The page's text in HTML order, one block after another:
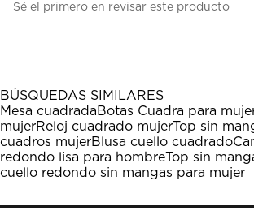
para
1
estrella
Esta
acción
abrirá
el
formulario
para
estrellas.
Esta
acción
abrirá
el
formulario
para
estrellas.
Esta
acción
abrirá
el
formulario
para
estrellas.
Esta
acción
abrirá
el
formulario
para
estrellas.
Esta
acción
abrirá
el
formulario
Sé el primero en revisar este producto
BÚSQUEDAS SIMILARES
Mesa cuadradaBotas Cuadra para
mujerReloj cuadrado mujerTop sin
cuadros mujerBlusa cuello cuadrado
redondo lisa para hombreTop sin
cuello redondo sin mangas para mujer